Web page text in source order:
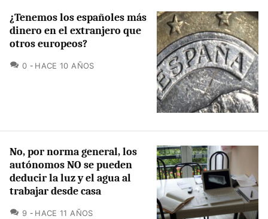
¿Tenemos los españoles más
dinero en el extranjero que
otros europeos?
0 COMENTARIOS
HACE 10 AÑOS
No, por norma general, los
autónomos NO se pueden
deducir la luz y el agua al
trabajar desde casa
9 COMENTARIOS
HACE 11 AÑOS